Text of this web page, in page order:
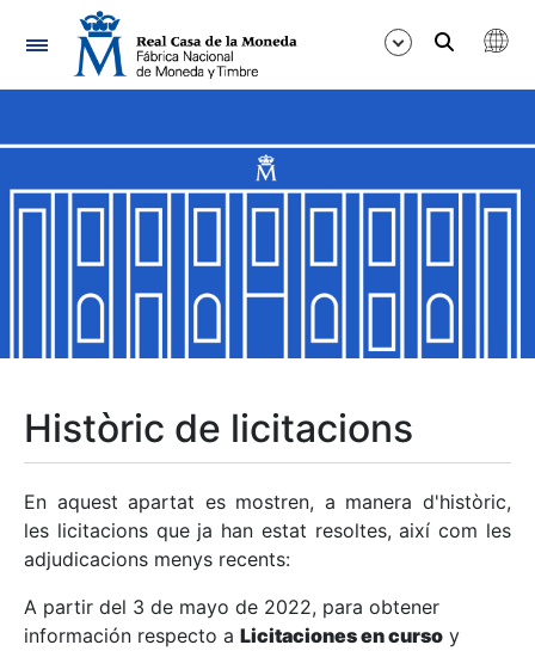
Navegació
Mostra/Amaga
Mostra/Amaga
Mostra/Amaga
Mostra/Amaga
Mostra/Amaga
Històric de licitacions
En aquest apartat es mostren, a manera d'històric,
les licitacions que ja han estat resoltes, així com les
adjudicacions menys recents:
A partir del 3 de mayo de 2022, para obtener
información respecto a Licitaciones en curso y